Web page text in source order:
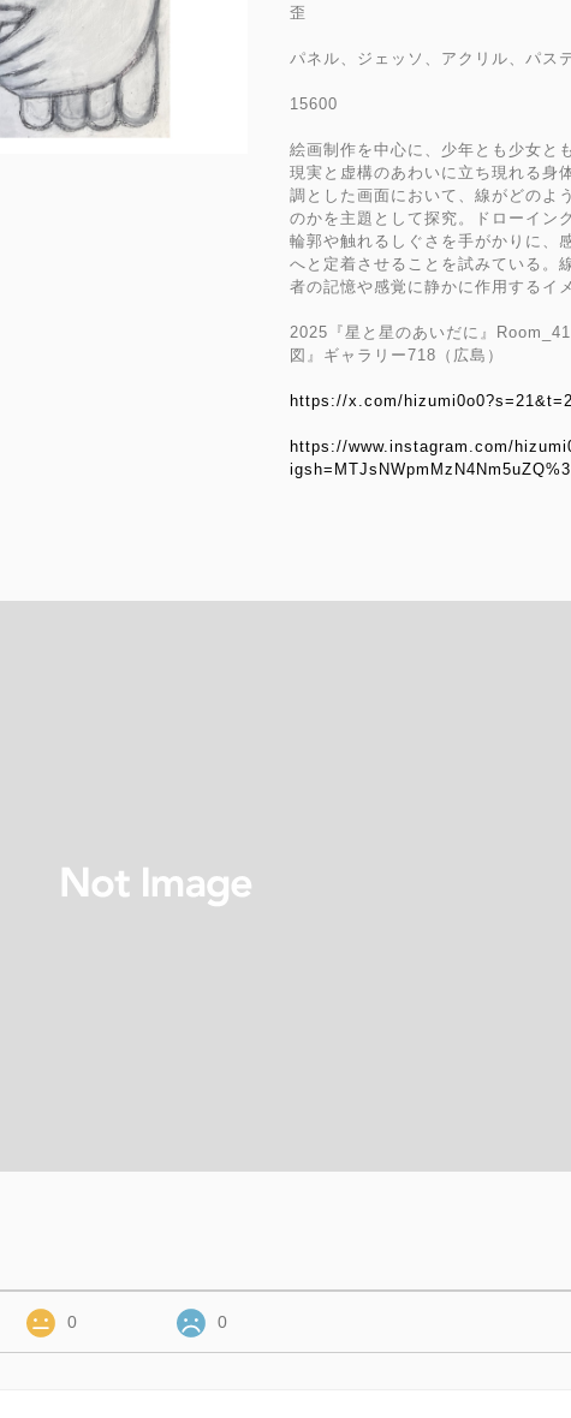
歪
パネル、ジェッソ、アクリル、パス
15600
絵画制作を中心に、少年とも少女と
現実と虚構のあわいに立ち現れる身
調とした画面において、線がどのよ
のかを主題として探究。ドローイン
輪郭や触れるしぐさを手がかりに、
へと定着させることを試みている。
者の記憶や感覚に静かに作用するイ
2025『星と星のあいだに』
図』ギャラリー718（広島）
https://x.com/
https://www.instagram.com/
0 0